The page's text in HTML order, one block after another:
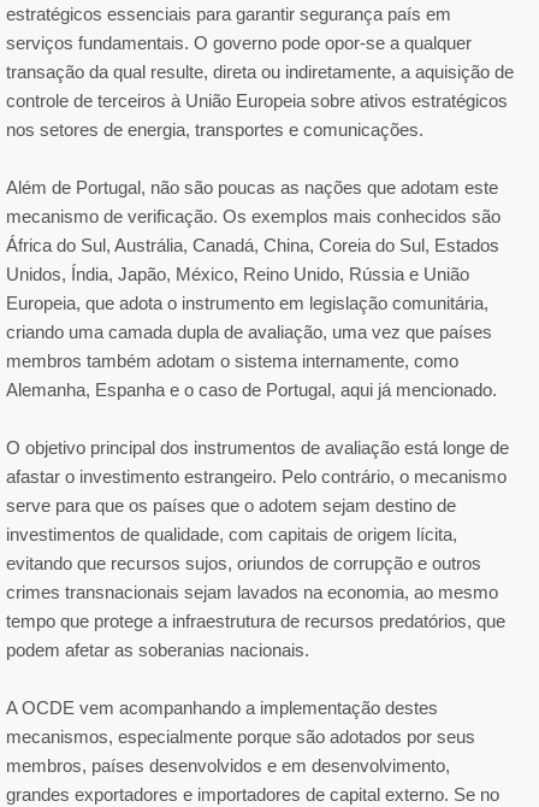
estratégicos essenciais para garantir segurança país em
serviços fundamentais. O governo pode opor-se a qualquer
transação da qual resulte, direta ou indiretamente, a aquisição de
controle de terceiros à União Europeia sobre ativos estratégicos
nos setores de energia, transportes e comunicações.
Além de Portugal, não são poucas as nações que adotam este
mecanismo de verificação. Os exemplos mais conhecidos são
África do Sul, Austrália, Canadá, China, Coreia do Sul, Estados
Unidos, Índia, Japão, México, Reino Unido, Rússia e União
Europeia, que adota o instrumento em legislação comunitária,
criando uma camada dupla de avaliação, uma vez que países
membros também adotam o sistema internamente, como
Alemanha, Espanha e o caso de Portugal, aqui já mencionado.
O objetivo principal dos instrumentos de avaliação está longe de
afastar o investimento estrangeiro. Pelo contrário, o mecanismo
serve para que os países que o adotem sejam destino de
investimentos de qualidade, com capitais de origem lícita,
evitando que recursos sujos, oriundos de corrupção e outros
crimes transnacionais sejam lavados na economia, ao mesmo
tempo que protege a infraestrutura de recursos predatórios, que
podem afetar as soberanias nacionais.
A OCDE vem acompanhando a implementação destes
mecanismos, especialmente porque são adotados por seus
membros, países desenvolvidos e em desenvolvimento,
grandes exportadores e importadores de capital externo. Se no